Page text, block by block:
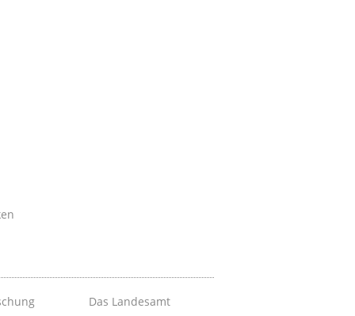
Das Landesamt